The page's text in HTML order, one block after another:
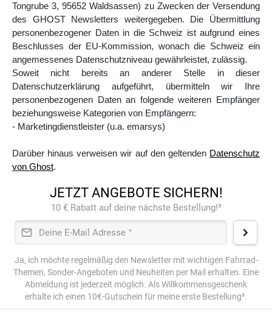
Tongrube 3, 95652 Waldsassen) zu Zwecken der Versendung
des GHOST Newsletters weitergegeben. Die Übermittlung
personenbezogener Daten in die Schweiz ist aufgrund eines
Beschlusses der EU-Kommission, wonach die Schweiz ein
angemessenes Datenschutzniveau gewährleistet, zulässig.
Soweit nicht bereits an anderer Stelle in dieser
Datenschutzerklärung aufgeführt, übermitteln wir Ihre
personenbezogenen Daten an folgende weiteren Empfänger
beziehungsweise Kategorien von Empfängern:
- Marketingdienstleister (u.a. emarsys)
Darüber hinaus verweisen wir auf den geltenden Datenschutz
von Ghost.
JETZT ANGEBOTE SICHERN!
10 € Rabatt auf deine nächste Bestellung!³
Deine E-Mail Adresse *
Ja, ich möchte regelmäßig den Newsletter mit wichtigen Fahrrad-
Themen, Sonder-Angeboten und Neuheiten per Mail erhalten. Eine
Abmeldung ist jederzeit möglich. Als Willkommensgeschenk
erhalte ich einen 10€-Gutschein für meine erste Bestellung³.